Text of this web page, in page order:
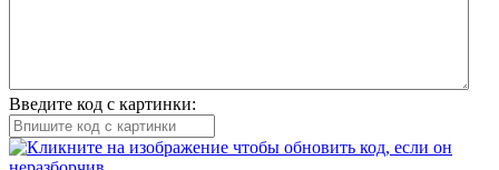
Введите код с картинки: